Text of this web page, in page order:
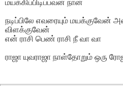
மயக்கிப்பிடிப்பவன் நான்
நடிப்பிலே எவரையும்
விளக்குவேன்
என் ராசி பெண் ராசி நீ வா வா
ராஜா யுவராஜா நாள்தோறும் ஒரு